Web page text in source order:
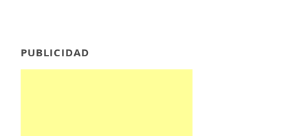
PUBLICIDAD